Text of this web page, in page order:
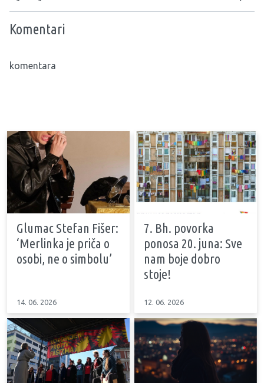
Komentari
komentara
Glumac Stefan Fišer:
‘Merlinka je priča o
osobi, ne o simbolu’
14. 06. 2026
7. Bh. povorka
ponosa 20. juna: Sve
nam boje dobro
stoje!
12. 06. 2026